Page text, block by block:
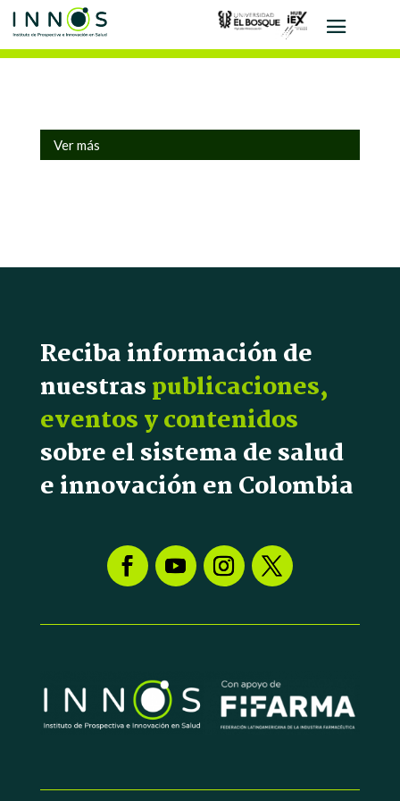
Ver más
Reciba información de
nuestraspublicaciones,
eventos y contenidos
sobre el sistema de salud
e innovación en Colombia